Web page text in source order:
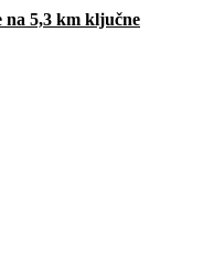
5,3 km ključne